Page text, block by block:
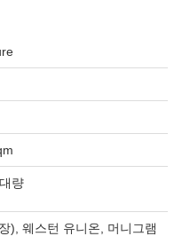
량
), 웨스턴 유니온, 머니그램